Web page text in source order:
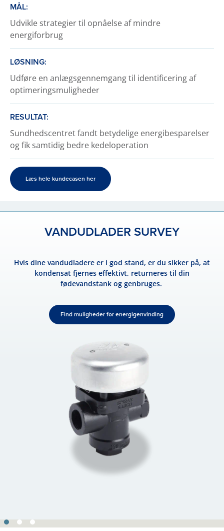
MÅL:
Udvikle strategier til opnåelse af mindre
energiforbrug
LØSNING:
Udføre en anlægsgennemgang til identificering af
optimeringsmuligheder
RESULTAT:
Sundhedscentret fandt betydelige energibesparelser
og fik samtidig bedre kedeloperation
Læs hele kundecasen her
VANDUDLADER SURVEY
Hvis dine vandudladere er i god stand, er du sikker på, at
kondensat fjernes effektivt, returneres til din
fødevandstank og genbruges.
Find muligheder for energigenvinding